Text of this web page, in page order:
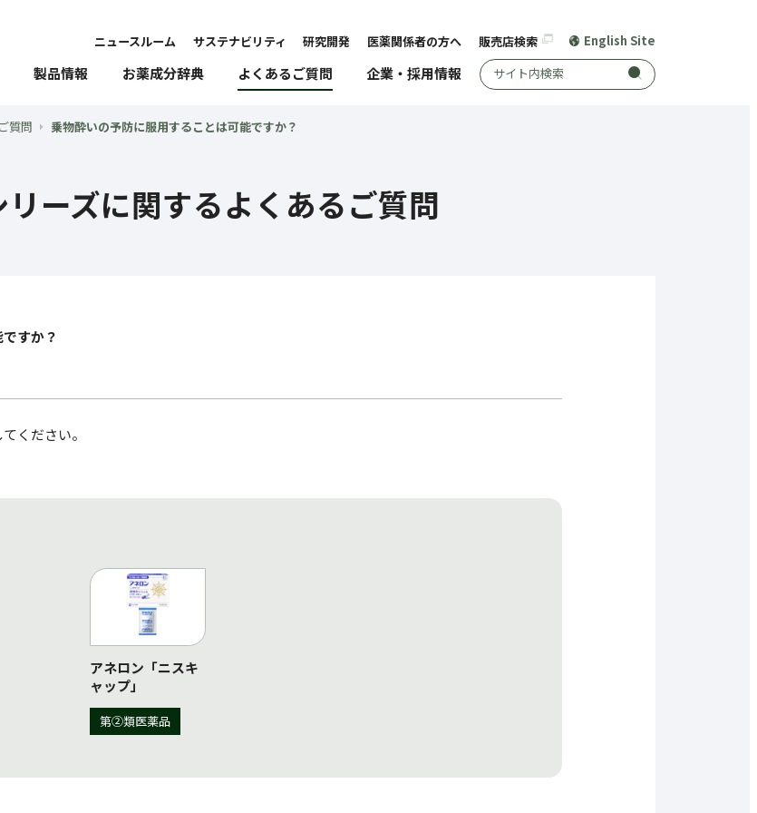
製品情報 お薬成分辞典 よくあるご質問 企業・採用情報 サイト内検索
ニュースルーム サステナビリティ 研究開発 医薬関係者の方へ 販売店検索 English Site
質問 乗物酔いの予防に服用することは可能ですか？
ーズに関するよくあるご質問
すか？
ください。
アネロン「ニスキ
ャップ」
第②類医薬品